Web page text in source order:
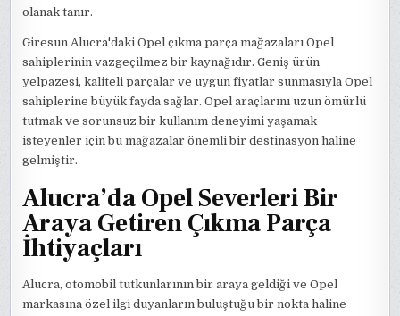
olanak tanır.
Giresun Alucra'daki Opel çıkma parça mağazaları Opel
sahiplerinin vazgeçilmez bir kaynağıdır. Geniş ürün
yelpazesi, kaliteli parçalar ve uygun fiyatlar sunmasıyla Opel
sahiplerine büyük fayda sağlar. Opel araçlarını uzun ömürlü
tutmak ve sorunsuz bir kullanım deneyimi yaşamak
isteyenler için bu mağazalar önemli bir destinasyon haline
gelmiştir.
Alucra’da Opel Severleri Bir
Araya Getiren Çıkma Parça
İhtiyaçları
Alucra, otomobil tutkunlarının bir araya geldiği ve Opel
markasına özel ilgi duyanların buluştuğu bir nokta haline